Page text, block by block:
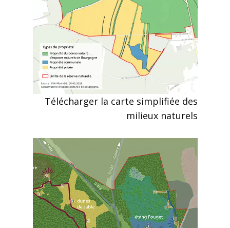
Télécharger la carte simplifiée des
milieux naturels